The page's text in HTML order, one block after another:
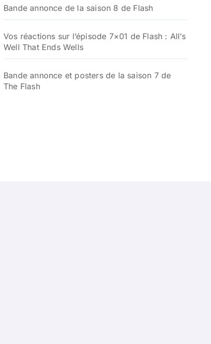
Bande annonce de la saison 8 de Flash
Vos réactions sur l’épisode 7×01 de Flash : All’s
Well That Ends Wells
Bande annonce et posters de la saison 7 de
The Flash